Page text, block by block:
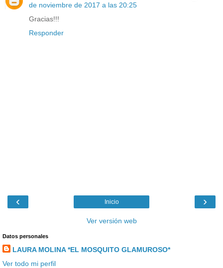
de noviembre de 2017 a las 20:25
Gracias!!!
Responder
‹ ›
Inicio
Ver versión web
Datos personales
LAURA MOLINA *EL MOSQUITO GLAMUROSO*
Ver todo mi perfil